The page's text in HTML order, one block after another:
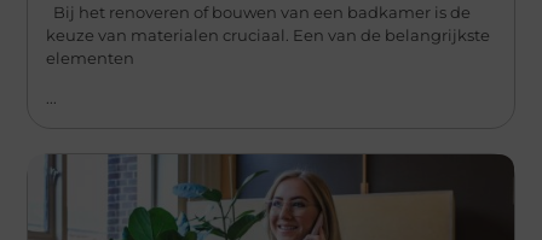
Bij het renoveren of bouwen van een badkamer is de
keuze van materialen cruciaal. Een van de belangrijkste
elementen
...